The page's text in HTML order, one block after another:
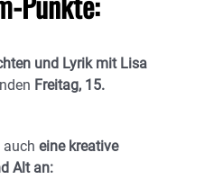
und Lyrik mit Lisa
Freitag, 15.
auch eine kreative
Alt an: